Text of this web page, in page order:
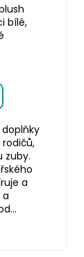
bílé,
zuby.
a
a